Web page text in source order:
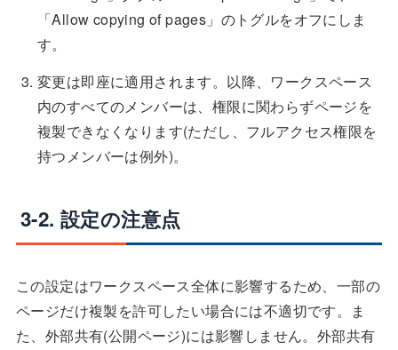
「Allow copying of pages」のトグルをオフにしま
す。
変更は即座に適用されます。以降、ワークスペース
内のすべてのメンバーは、権限に関わらずページを
複製できなくなります(ただし、フルアクセス権限を
持つメンバーは例外)。
3-2. 設定の注意点
この設定はワークスペース全体に影響するため、一部の
ページだけ複製を許可したい場合には不適切です。ま
た、外部共有(公開ページ)には影響しません。外部共有